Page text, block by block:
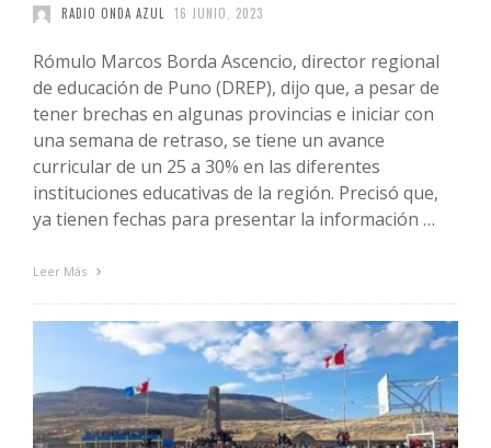
RADIO ONDA AZUL 16 JUNIO, 2023
Rómulo Marcos Borda Ascencio, director regional
de educación de Puno (DREP), dijo que, a pesar de
tener brechas en algunas provincias e iniciar con
una semana de retraso, se tiene un avance
curricular de un 25 a 30% en las diferentes
instituciones educativas de la región. Precisó que,
ya tienen fechas para presentar la información …
Leer Más